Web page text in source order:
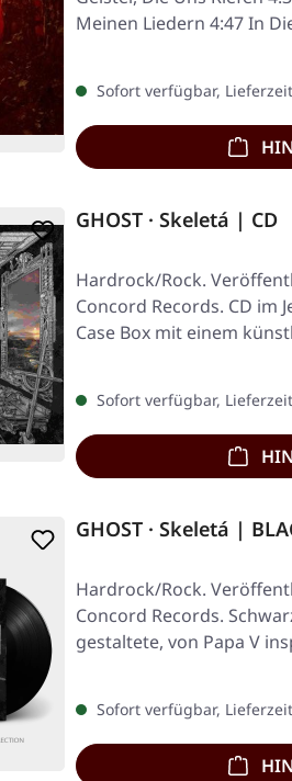
Meinen Liedern 4:47 In
Sofort verfügbar,
GHOST · Skeletá | CD
Hardrock/Rock.
Concord Records. CD im
Case Box mit einem
Sofort verfügbar,
GHOST · Skeletá |
Hardrock/Rock.
Concord Records.
gestaltete, von Papa V
Sofort verfügbar,